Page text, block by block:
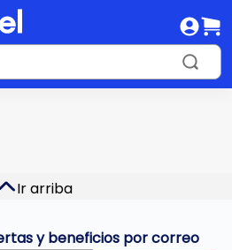
Ir arriba
y beneficios por correo